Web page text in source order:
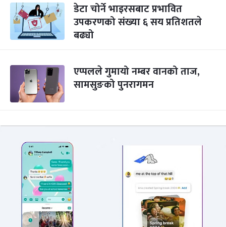
डेटा चोर्ने भाइरसबाट प्रभावित
उपकरणको संख्या ६ सय प्रतिशतले
बढ्यो
एप्पलले गुमायो नम्बर वानको ताज,
सामसुङको पुनरागमन